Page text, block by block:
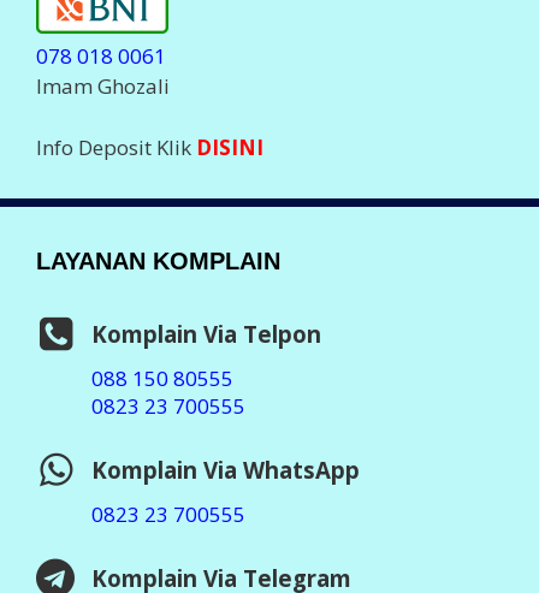
078 018 0061
Imam Ghozali
Info Deposit Klik DISINI
LAYANAN KOMPLAIN
Komplain Via Telpon
088 150 80555
0823 23 700555
Komplain Via WhatsApp
0823 23 700555
Komplain Via Telegram